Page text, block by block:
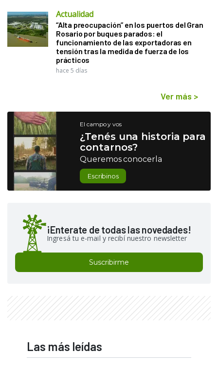
Actualidad
“Alta preocupación” en los puertos del Gran
Rosario por buques parados: el
funcionamiento de las exportadoras en
tensión tras la medida de fuerza de los
prácticos
hace 5 días
Ver más >
El campo y vos
¿Tenés una historia para
contarnos?
Queremos conocerla
Escribinos
¡Enterate de todas las novedades!
Ingresá tu e-mail y recibí nuestro newsletter
Suscribirme
Las más leídas